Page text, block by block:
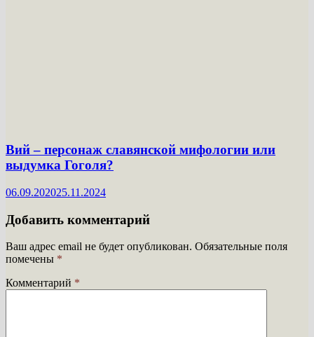
Вий – персонаж славянской мифологии или
выдумка Гоголя?
06.09.202025.11.2024
Добавить комментарий
Ваш адрес email не будет опубликован. Обязательные поля
помечены *
Комментарий *